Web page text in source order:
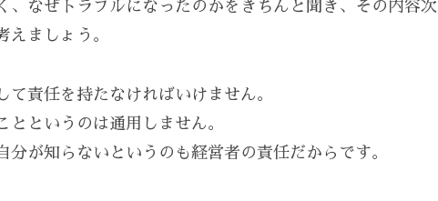
、なぜトラブルになったのかをきちんと聞き、その内容次
ましょう。
責任を持たなければいけません。
というのは通用しません。
が知らないというのも経営者の責任だからです。